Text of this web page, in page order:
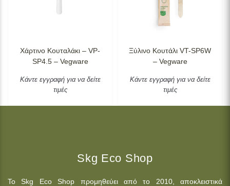
Χάρτινο Κουταλάκι – VP-
SP4.5 – Vegware
Κάντε εγγραφή για να δείτε
τιμές
Ξύλινο Κουτάλι VT-SP6W
– Vegware
Κάντε εγγραφή για να δείτε
τιμές
Skg Eco Shop
Το Skg Eco Shop προμηθεύει από το 2010, αποκλειστικά